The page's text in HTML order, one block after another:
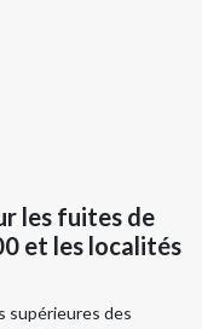
les fuites de
et les localités
supérieures des